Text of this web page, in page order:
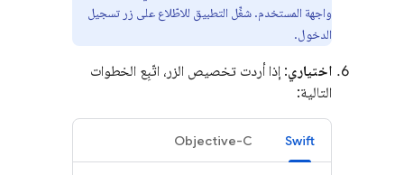
واجهة المستخدم. شغِّل التطبيق للاطّلاع على زر تسجيل
الدخول.
اختياري: إذا أردت تخصيص الزر، اتّبِع الخطوات
التالية:
Swift
Objective-C